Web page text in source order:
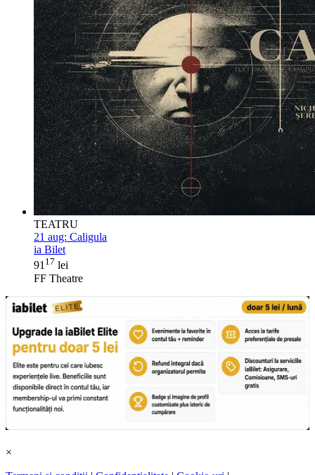
TEATRU
21 aug: Caligula
ia Bilet
9117 lei
FF Theatre
×